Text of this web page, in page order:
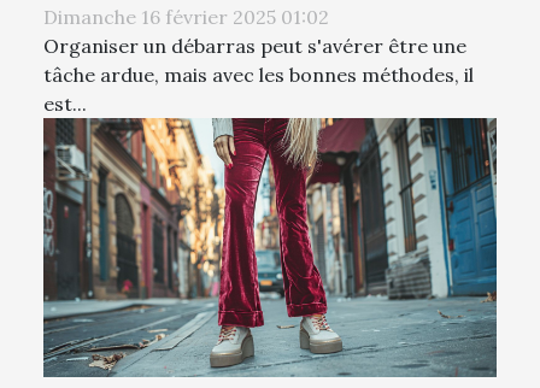
Dimanche 16 février 2025 01:02
Organiser un débarras peut s'avérer être une
tâche ardue, mais avec les bonnes méthodes, il
est...